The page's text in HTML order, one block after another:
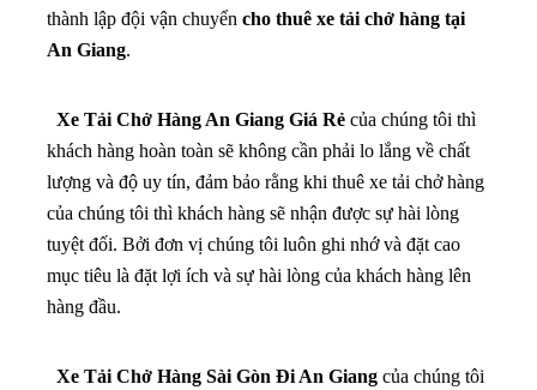
thành lập đội vận chuyển cho thuê xe tải chở hàng tại
An Giang.
Xe Tải Chở Hàng An Giang Giá Rẻ của chúng tôi thì
khách hàng hoàn toàn sẽ không cần phải lo lắng về chất
lượng và độ uy tín, đảm bảo rằng khi thuê xe tải chở hàng
của chúng tôi thì khách hàng sẽ nhận được sự hài lòng
tuyệt đối. Bởi đơn vị chúng tôi luôn ghi nhớ và đặt cao
mục tiêu là đặt lợi ích và sự hài lòng của khách hàng lên
hàng đầu.
Xe Tải Chở Hàng Sài Gòn Đi An Giang của chúng tôi